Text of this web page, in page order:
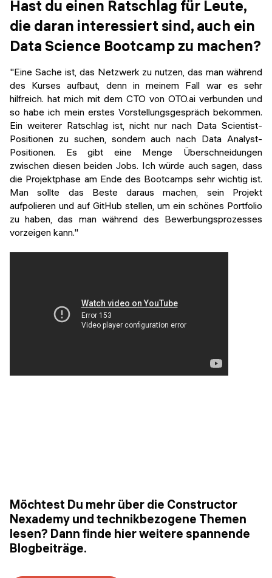
Hast du einen Ratschlag für Leute,
die daran interessiert sind, auch ein
Data Science Bootcamp zu machen?
"Eine Sache ist, das Netzwerk zu nutzen, das man während
des Kurses aufbaut, denn in meinem Fall war es sehr
hilfreich. hat mich mit dem CTO von OTO.ai verbunden und
so habe ich mein erstes Vorstellungsgespräch bekommen.
Ein weiterer Ratschlag ist, nicht nur nach Data Scientist-
Positionen zu suchen, sondern auch nach Data Analyst-
Positionen. Es gibt eine Menge Überschneidungen
zwischen diesen beiden Jobs. Ich würde auch sagen, dass
die Projektphase am Ende des Bootcamps sehr wichtig ist.
Man sollte das Beste daraus machen, sein Projekt
aufpolieren und auf GitHub stellen, um ein schönes Portfolio
zu haben, das man während des Bewerbungsprozesses
vorzeigen kann."
Möchtest Du mehr über die Constructor
Nexademy und technikbezogene Themen
lesen? Dann finde hier weitere spannende
Blogbeiträge.